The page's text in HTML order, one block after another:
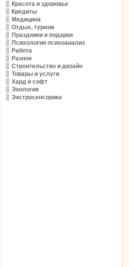
Красота и здоровье
Кредиты
Медицина
Отдых, туризм
Праздники и подарки
Психология психоанализ
Работа
Разное
Строительство и дизайн
Товары и услуги
Хард и софт
Экология
Экстросенсорика